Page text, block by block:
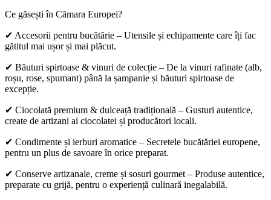
Ce găsești în Cămara Europei?
✔ Accesorii pentru bucătărie – Utensile și echipamente care îți fac
gătitul mai ușor și mai plăcut.
✔ Băuturi spirtoase & vinuri de colecție – De la vinuri rafinate (alb,
roșu, rose, spumant) până la șampanie și băuturi spirtoase de
excepție.
✔ Ciocolată premium & dulceață tradițională – Gusturi autentice,
create de artizani ai ciocolatei și producători locali.
✔ Condimente și ierburi aromatice – Secretele bucătăriei europene,
pentru un plus de savoare în orice preparat.
✔ Conserve artizanale, creme și sosuri gourmet – Produse autentice,
preparate cu grijă, pentru o experiență culinară inegalabilă.